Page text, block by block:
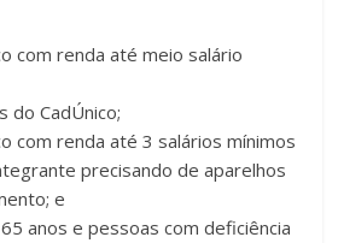
com renda até meio salário
do CadÚnico;
com renda até 3 salários mínimos
precisando de aparelhos
e
anos e pessoas com deficiência